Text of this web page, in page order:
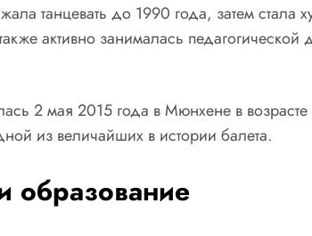
танцевать до 1990 года, затем
активно занималась
2 мая 2015 года в Мюнхене в
из величайших в истории балета.
образование